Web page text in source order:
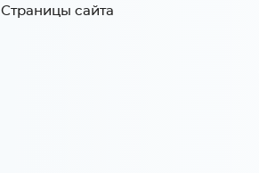
Страницы сайта